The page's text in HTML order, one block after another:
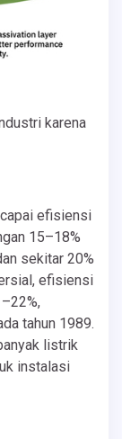
karena
efisiensi
15–18%
sekitar 20%
efisiensi
tahun 1989.
listrik
instalasi